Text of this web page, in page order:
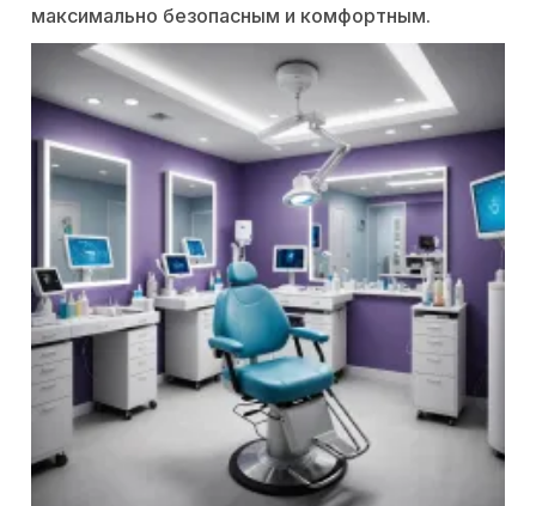
максимально безопасным и комфортным.